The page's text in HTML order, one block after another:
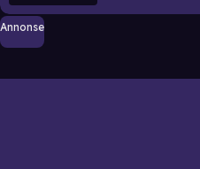
Annonse